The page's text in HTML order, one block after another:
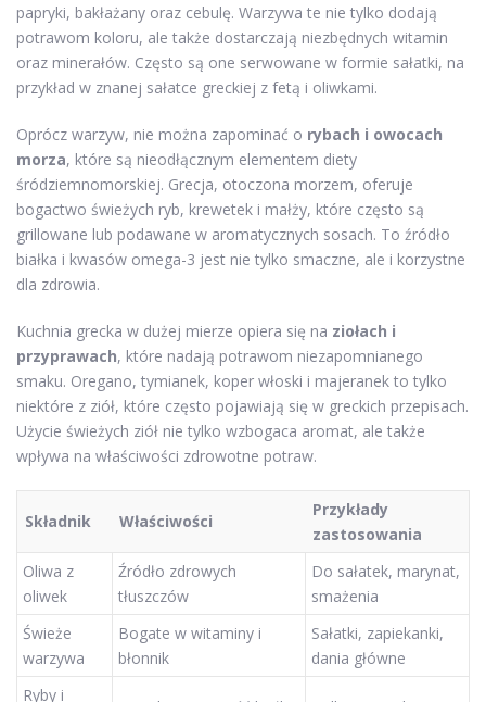
papryki, bakłażany oraz cebulę. Warzywa te nie tylko dodają
potrawom koloru, ale także dostarczają niezbędnych witamin
oraz minerałów. Często są one serwowane w formie sałatki, na
przykład w znanej sałatce greckiej z fetą i oliwkami.
Oprócz warzyw, nie można zapominać o rybach i owocach
morza, które są nieodłącznym elementem diety
śródziemnomorskiej. Grecja, otoczona morzem, oferuje
bogactwo świeżych ryb, krewetek i małży, które często są
grillowane lub podawane w aromatycznych sosach. To źródło
białka i kwasów omega-3 jest nie tylko smaczne, ale i korzystne
dla zdrowia.
Kuchnia grecka w dużej mierze opiera się na ziołach i
przyprawach, które nadają potrawom niezapomnianego
smaku. Oregano, tymianek, koper włoski i majeranek to tylko
niektóre z ziół, które często pojawiają się w greckich przepisach.
Użycie świeżych ziół nie tylko wzbogaca aromat, ale także
wpływa na właściwości zdrowotne potraw.
Składnik Właściwości
Przykłady
zastosowania
Oliwa z
oliwek
Źródło zdrowych
tłuszczów
Do sałatek, marynat,
smażenia
Świeże
warzywa
Bogate w witaminy i
błonnik
Sałatki, zapiekanki,
dania główne
Ryby i